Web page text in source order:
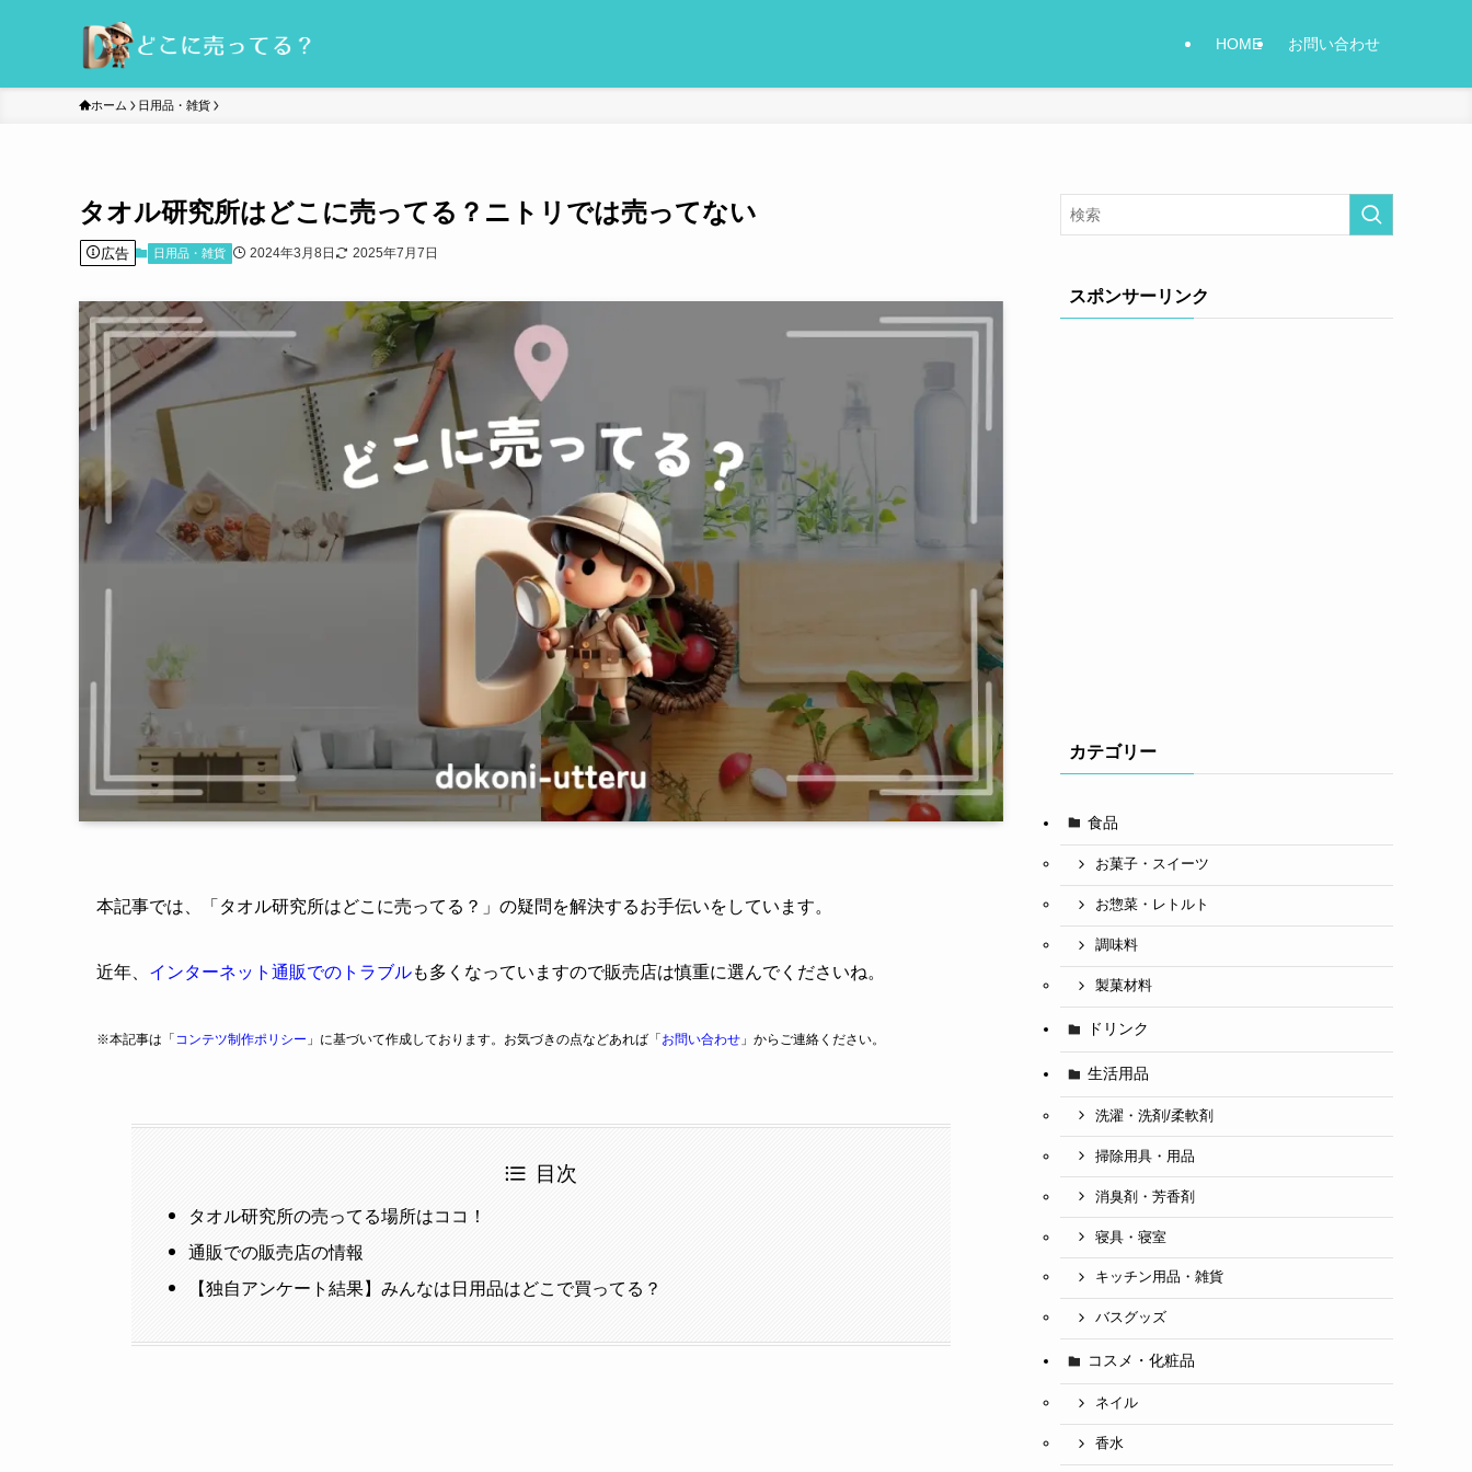
HOME お問い合わせ
ホーム 日用品・雑貨
タオル研究所はどこに売ってる？ニトリでは売ってない
広告 日用品・雑貨 2024年3月8日 2025年7月7日
本記事では、「タオル研究所はどこに売ってる？」の疑問を解決するお手伝いをしています。
近年、 インターネット通販でのトラブルも多くなっていますので販売店は慎重に選んでくださいね。
※本記事は「 コンテツ制作ポリシー 」に基づいて作成しております。お気づきの点などあれば「 お問い合わせ 」からご連絡ください。
目次
タオル研究所の売ってる場所はココ！
通販での販売店の情報
【独自アンケート結果】みんなは日用品はどこで買ってる？
スポンサーリンク
カテゴリー
食品
お菓子・スイーツ
お惣菜・レトルト
調味料
製菓材料
ドリンク
生活用品
洗濯・洗剤/柔軟剤
掃除用具・用品
消臭剤・芳香剤
寝具・寝室
キッチン用品・雑貨
バスグッズ
コスメ・化粧品
ネイル
香水